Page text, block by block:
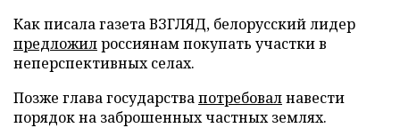
Как писала газета ВЗГЛЯД, белорусский лидер
предложилроссиянам покупать участки в
неперспективных селах.
Позже глава государствапотребовалнавести
порядок на заброшенных частных землях.